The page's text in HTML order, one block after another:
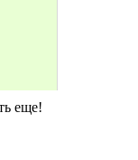
еще!